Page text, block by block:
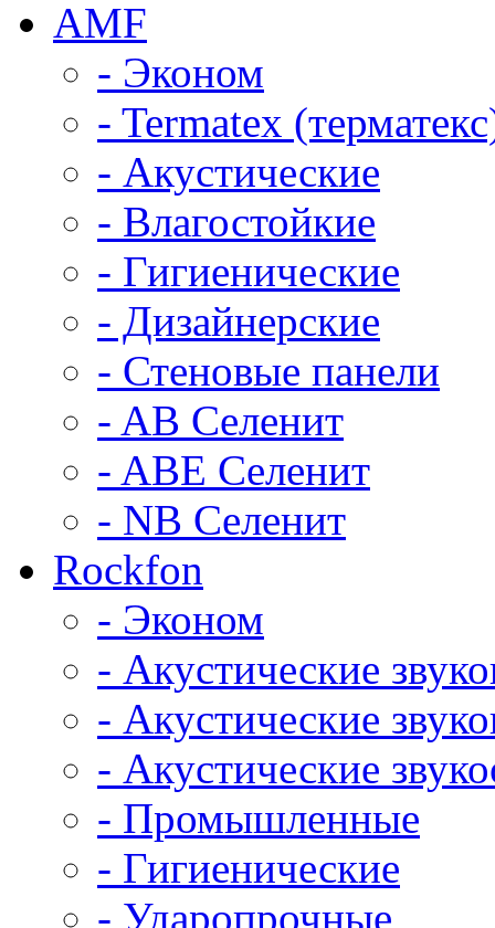
AMF
- Эконом
- Termatex
- Акустические
- Влагостойкие
- Гигиенические
- Дизайнерские
- Стеновые панели
- AB Селенит
- ABE Селенит
- NB Селенит
Rockfon
- Эконом
- Акустические
- Акустические
- Акустические
- Промышленные
- Гигиенические
- Ударопрочные